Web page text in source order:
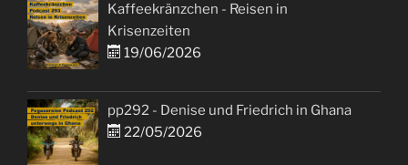
Kaffeekränzchen - Reisen in
Krisenzeiten
19/06/2026
pp292 - Denise und Friedrich in Ghana
22/05/2026